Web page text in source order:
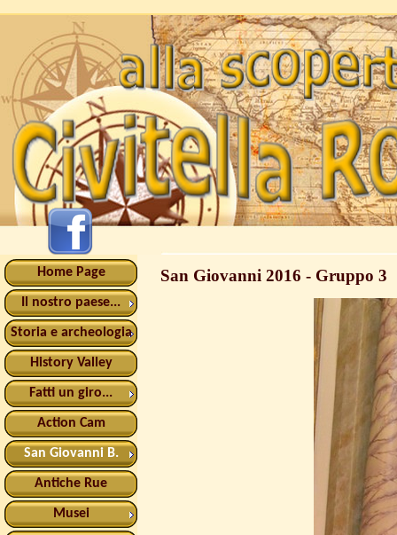
Home Page
Il nostro paese...
Storia e archeologia
History Valley
Fatti un giro...
Action Cam
San Giovanni B.
Antiche Rue
Musei
San Giovanni 2016 - Gruppo 3